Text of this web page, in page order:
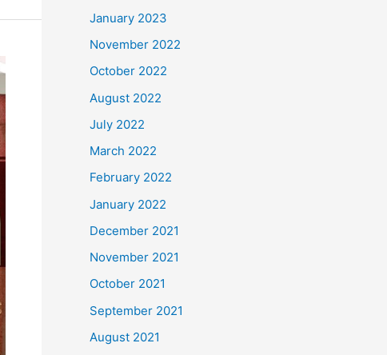
January 2023
November 2022
October 2022
August 2022
July 2022
March 2022
February 2022
January 2022
December 2021
November 2021
October 2021
September 2021
August 2021